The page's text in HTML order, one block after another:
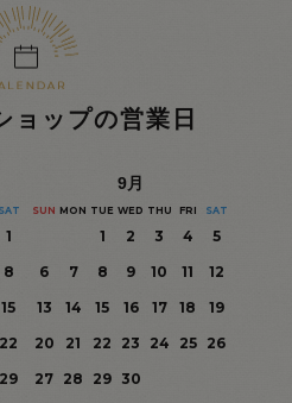
ョップの営業日
SAT
1
8
15
22
29
9月
SUN MON TUE WED THU FRI SAT
1 2 3 4
5
6
7 8 9 10 11
12
13
14 15 16 17 18
19
20
21 22 23 24 25
26
27 28 29 30